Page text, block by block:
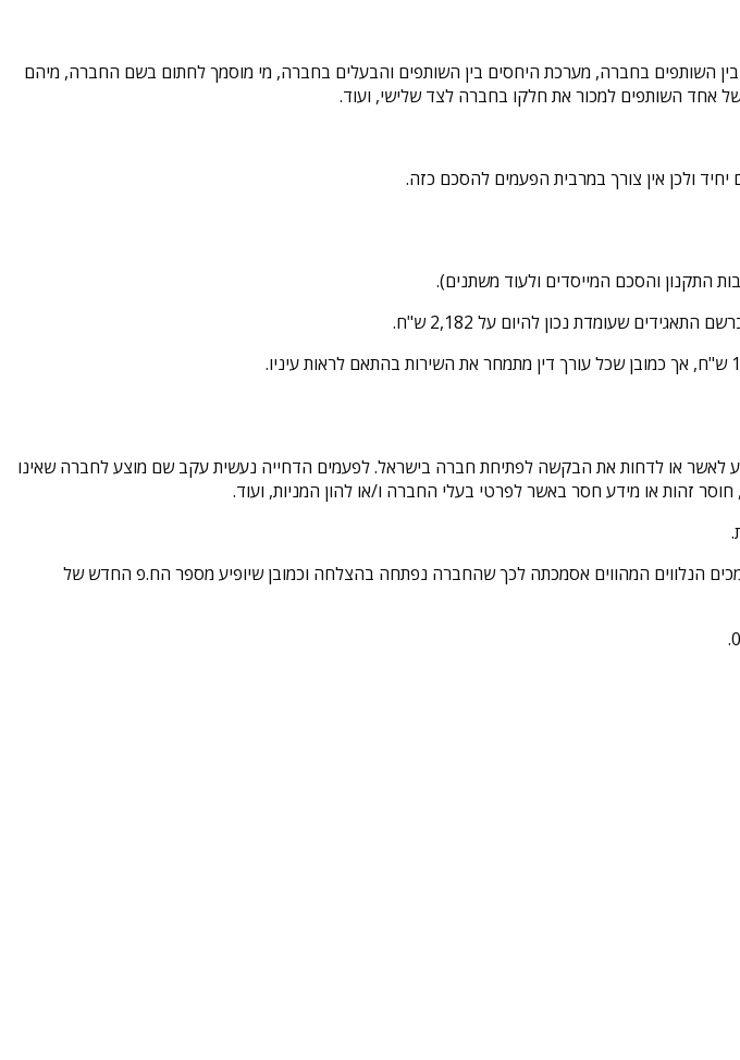
השותפים בחברה, מערכת היחסים בין השותפים והבעלים בחברה, מי מוסמך לחתום בשם החברה, מיהם
אחד השותפים למכור את חלקו בחברה לצד שלישי, ועוד.
ולכן אין צורך במרבית הפעמים להסכם כזה.
והסכם המייסדים ולעוד משתנים).
שעומדת נכון להיום על 2,182 ש"ח.
לאשר או לדחות את הבקשה לפתיחת חברה בישראל. לפעמים הדחייה נעשית עקב שם מוצע לחברה שאינו
זהות או מידע חסר באשר לפרטי בעלי החברה ו/או להון המניות, ועוד.
הנלווים המהווים אסמכתה לכך שהחברה נפתחה בהצלחה וכמובן שיופיע מספר הח.פ החדש של